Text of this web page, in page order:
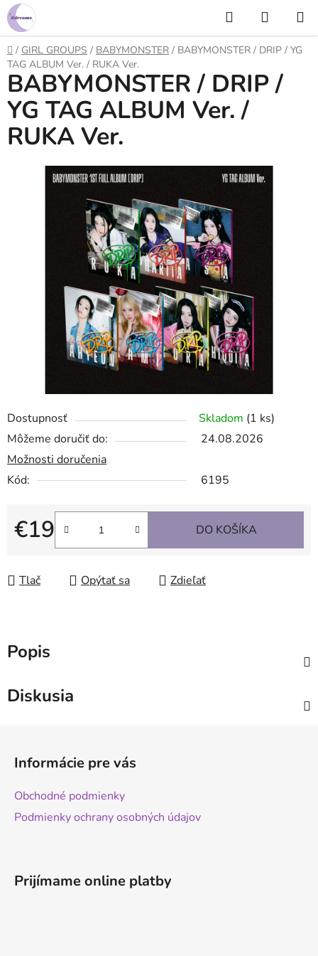
Prejsť
na
obsah
Hľadať
KOŠÍK
Domov
/ GIRL GROUPS / BABYMONSTER / BABYMONSTER / DRIP / YG
TAG ALBUM Ver. / RUKA Ver.
Dostupnosť Skladom (1 ks)
Môžeme doručiť do:
24.08.2026
Možnosti doručenia
Kód:
6195
€19
Jednotková cena:
DO KOŠÍKA
Tlač Opýtať sa Zdieľať
BABYMONSTER / DRIP /
YG TAG ALBUM Ver. /
RUKA Ver.
Popis
Diskusia
Informácie pre vás
Obchodné podmienky
Podmienky ochrany osobných údajov
Prijímame online platby